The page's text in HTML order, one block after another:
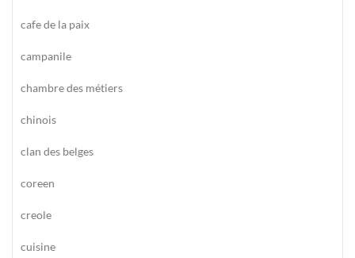
cafe de la paix
campanile
chambre des métiers
chinois
clan des belges
coreen
creole
cuisine